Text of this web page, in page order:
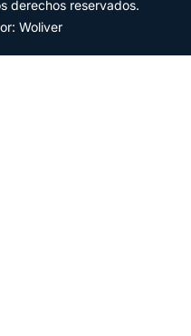
derechos reservados.
Woliver